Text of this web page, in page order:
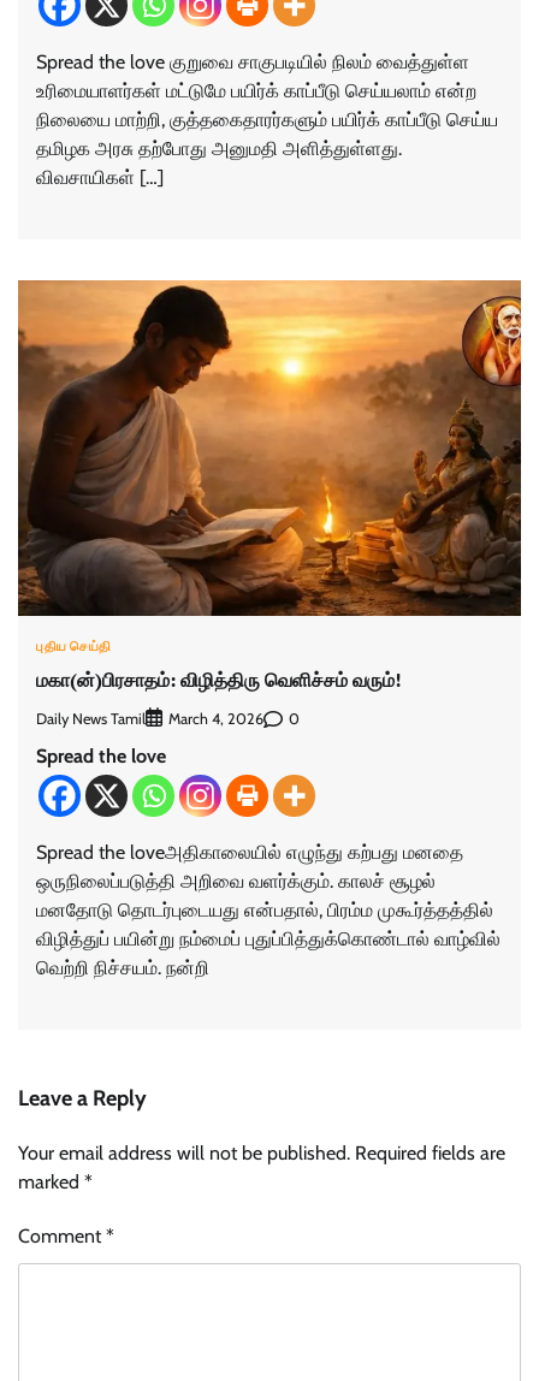
Spread the love குறுவை சாகுபடியில் நிலம் வைத்துள்ள
உரிமையாளர்கள் மட்டுமே பயிர்க் காப்பீடு செய்யலாம் என்ற
நிலையை மாற்றி, குத்தகைதாரர்களும் பயிர்க் காப்பீடு செய்ய
தமிழக அரசு தற்போது அனுமதி அளித்துள்ளது.
விவசாயிகள் […]
புதிய செய்தி
மகா(ன்)பிரசாதம்: விழித்திரு வெளிச்சம் வரும்!
Daily News Tamil March 4, 2026 0
Spread the love
Spread the loveஅதிகாலையில் எழுந்து கற்பது மனதை
ஒருநிலைப்படுத்தி அறிவை வளர்க்கும். காலச் சூழல்
மனதோடு தொடர்புடையது என்பதால், பிரம்ம முகூர்த்தத்தில்
விழித்துப் பயின்று நம்மைப் புதுப்பித்துக்கொண்டால் வாழ்வில்
வெற்றி நிச்சயம். நன்றி
Leave a Reply
Your email address will not be published. Required fields are
marked *
Comment*